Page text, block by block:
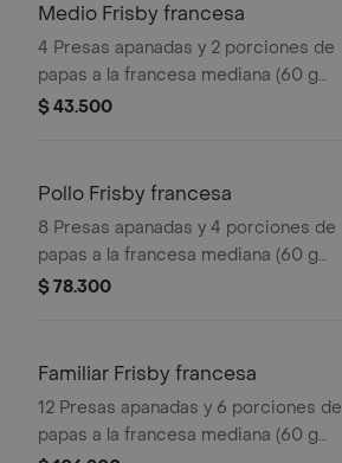
Medio Frisby francesa
4 Presas apanadas y 2 porciones de
papas a la francesa mediana (60 g
und)
$ 43.500
Pollo Frisby francesa
8 Presas apanadas y 4 porciones de
papas a la francesa mediana (60 g
und)
$ 78.300
Familiar Frisby francesa
12 Presas apanadas y 6 porciones de
papas a la francesa mediana (60 g